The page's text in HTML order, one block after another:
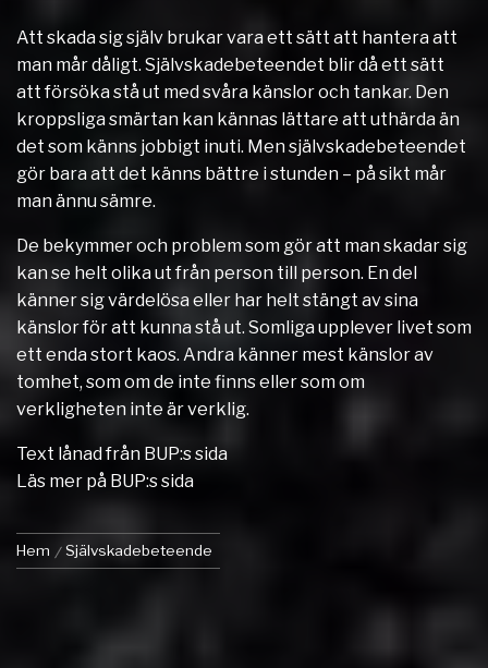
Att skada sig själv brukar vara ett sätt att hantera att
man mår dåligt. Självskadebeteendet blir då ett sätt
att försöka stå ut med svåra känslor och tankar. Den
kroppsliga smärtan kan kännas lättare att uthärda än
det som känns jobbigt inuti. Men självskadebeteendet
gör bara att det känns bättre i stunden – på sikt mår
man ännu sämre.
De bekymmer och problem som gör att man skadar sig
kan se helt olika ut från person till person. En del
känner sig värdelösa eller har helt stängt av sina
känslor för att kunna stå ut. Somliga upplever livet som
ett enda stort kaos. Andra känner mest känslor av
tomhet, som om de inte finns eller som om
verkligheten inte är verklig.
Text lånad från BUP:s sida
Läs mer på BUP:s sida
Hem Självskadebeteende